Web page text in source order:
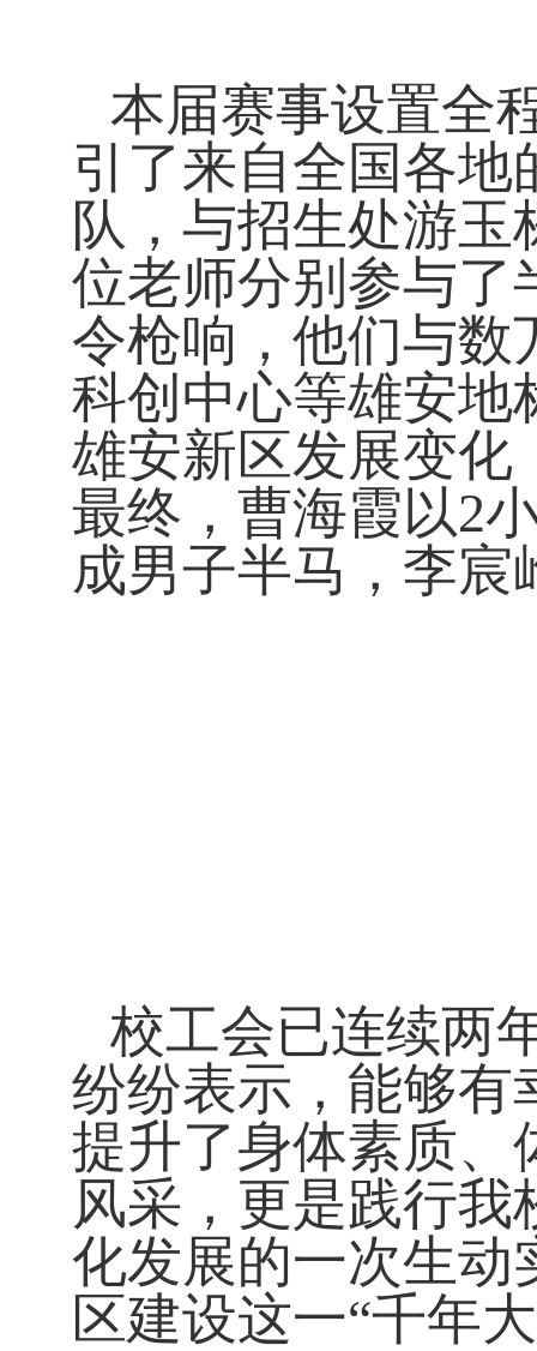
本届赛事设置全
引了来自全国各地
队，与招生处游
位老师分别参与了
令枪响，他们与数
科创中心等雄安地
雄安新区发展变化
最终，曹海霞以2
成男子半马，李
校工会已连续两
纷纷表示，能够有
提升了身体素质、
风采，更是践行
化发展的一次生动
区建设这一“千年